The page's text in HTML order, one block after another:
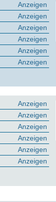
Anzeigen
Anzeigen
Anzeigen
Anzeigen
Anzeigen
Anzeigen
Anzeigen
Anzeigen
Anzeigen
Anzeigen
Anzeigen
Anzeigen